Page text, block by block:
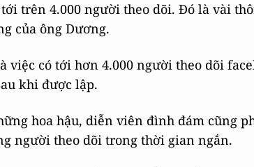
trên 4.000 người theo dõi. Đó là vài
của ông Dương.
có tới hơn 4.000 người theo dõi
khi được lập.
hoa hậu, diễn viên đình đám cũng
người theo dõi trong thời gian ngắn.